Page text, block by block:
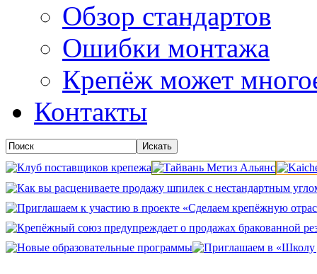
Обзор стандартов
Ошибки монтажа
Крепёж может
Контакты